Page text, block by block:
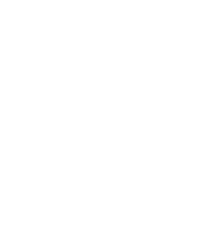
Sie
über die